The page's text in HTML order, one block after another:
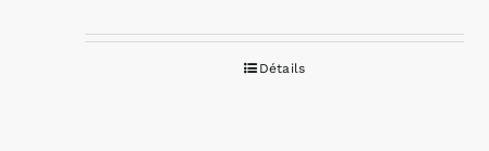
Détails